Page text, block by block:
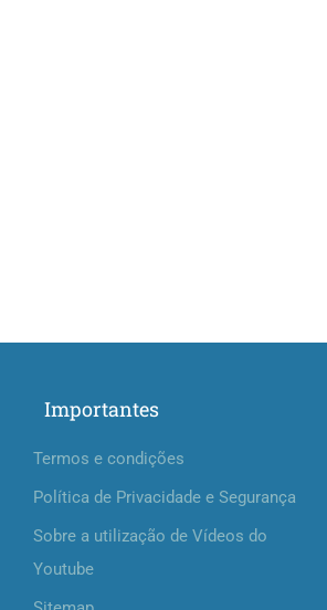
Importantes
Termos e condições
Política de Privacidade e Segurança
Sobre a utilização de Vídeos do
Youtube